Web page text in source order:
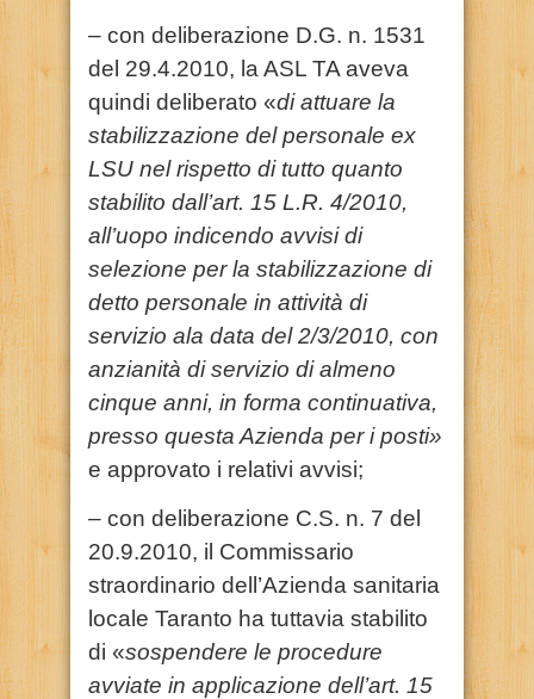
– con deliberazione D.G. n. 1531
del 29.4.2010, la ASL TA aveva
quindi deliberato «di attuare la
stabilizzazione del personale ex
LSU nel rispetto di tutto quanto
stabilito dall’art. 15 L.R. 4/2010,
all’uopo indicendo avvisi di
selezione per la stabilizzazione di
detto personale in attività di
servizio ala data del 2/3/2010, con
anzianità di servizio di almeno
cinque anni, in forma continuativa,
presso questa Azienda per i posti»
e approvato i relativi avvisi;
– con deliberazione C.S. n. 7 del
20.9.2010, il Commissario
straordinario dell’Azienda sanitaria
locale Taranto ha tuttavia stabilito
di «sospendere le procedure
avviate in applicazione dell’art. 15